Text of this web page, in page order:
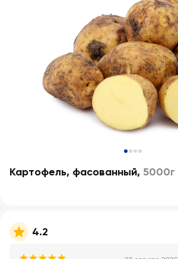
Картофель, фасованный, 5000г
4.2